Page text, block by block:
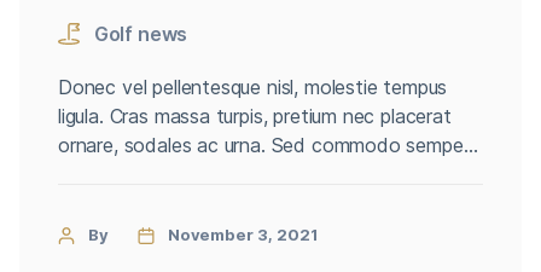
Golf news
Donec vel pellentesque nisl, molestie tempus
ligula. Cras massa turpis, pretium nec placerat
ornare, sodales ac urna. Sed commodo semper
erat ut enim tincidunt, vitae bibendum lorem
By November 3, 2021